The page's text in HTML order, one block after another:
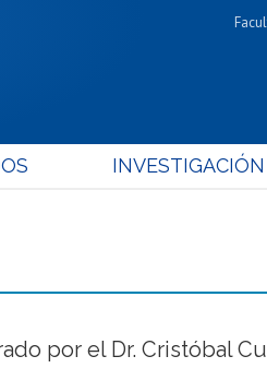
INVESTIGACIÓN
por el Dr. Cristóbal